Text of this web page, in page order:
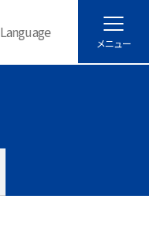
Language
メニュー